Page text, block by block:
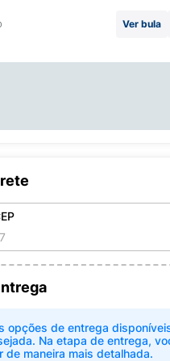
Ver bula
opções de entrega
Na etapa de entrega,
de maneira mais detalhada.